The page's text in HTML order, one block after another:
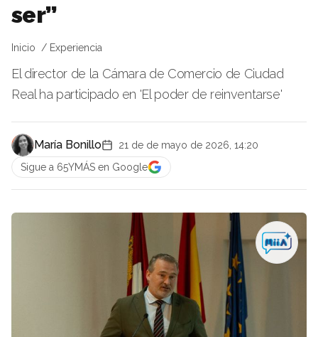
ser”
Inicio Experiencia
El director de la Cámara de Comercio de Ciudad
Real ha participado en 'El poder de reinventarse'
María Bonillo
21 de de mayo de 2026, 14:20
Sigue a 65YMÁS en Google